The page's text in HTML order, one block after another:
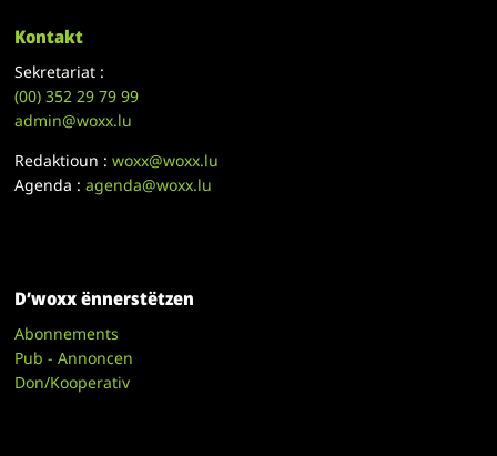
Kontakt
Sekretariat :
(00)352 29 79 99
admin@woxx.lu
Redaktioun :woxx@woxx.lu
Agenda :agenda@woxx.lu
D’woxx ënnerstëtzen
Abonnements
Pub - Annoncen
Don/Kooperativ